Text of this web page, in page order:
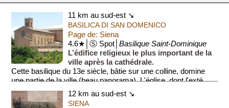
11 km au sud-est ↘
BASILICA DI SAN DOMENICO
Page de: Siena
4.6★│Ⓢ Spot│Basilique Saint-Dominique
L’édifice religieux le plus important de la
ville après la cathédrale.
Cette basilique du 13e siècle, bâtie sur une colline, domine
une partie de la ville (beau panorama). L'église, dont l'exté...
12 km au sud-est ↘
SIENA